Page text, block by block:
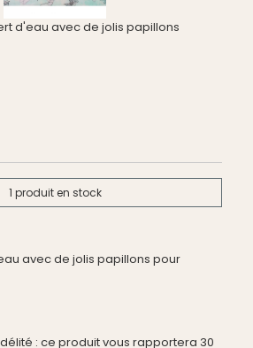
d'eau avec de jolis papillons
1 produit en stock
avec de jolis papillons pour
: ce produit vous rapportera 30